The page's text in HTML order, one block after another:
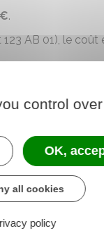
.
AB 01), le coût
control
OK,
all cookies
policy